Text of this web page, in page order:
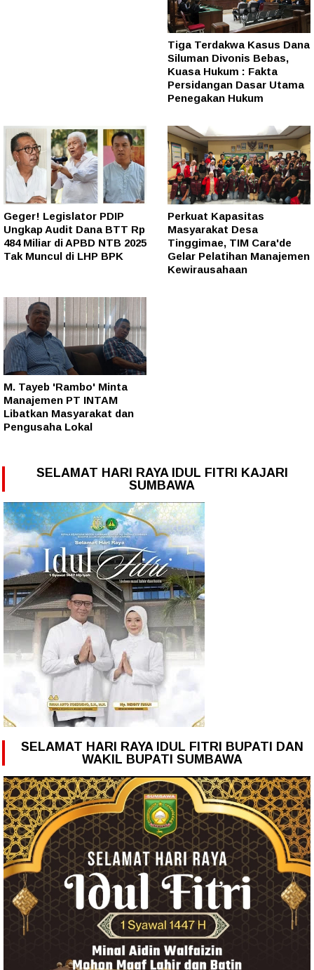
Tiga Terdakwa Kasus Dana
Siluman Divonis Bebas,
Kuasa Hukum : Fakta
Persidangan Dasar Utama
Penegakan Hukum
Geger! Legislator PDIP
Ungkap Audit Dana BTT Rp
484 Miliar di APBD NTB 2025
Tak Muncul di LHP BPK
Perkuat Kapasitas
Masyarakat Desa
Tinggimae, TIM Cara'de
Gelar Pelatihan Manajemen
Kewirausahaan
M. Tayeb 'Rambo' Minta
Manajemen PT INTAM
Libatkan Masyarakat dan
Pengusaha Lokal
SELAMAT HARI RAYA IDUL FITRI KAJARI
SUMBAWA
SELAMAT HARI RAYA IDUL FITRI BUPATI DAN
WAKIL BUPATI SUMBAWA